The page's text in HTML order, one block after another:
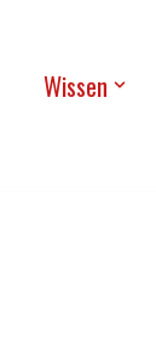
Wis­sen